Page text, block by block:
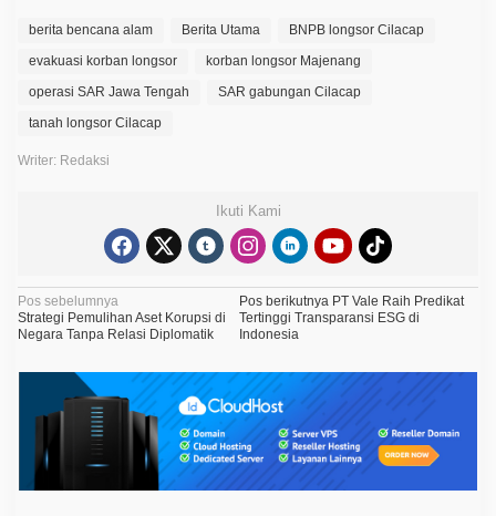
berita bencana alam Berita Utama
BNPB longsor Cilacap
evakuasi korban longsor
korban longsor Majenang
operasi SAR Jawa Tengah
SAR gabungan Cilacap
tanah longsor Cilacap
Writer: Redaksi
Ikuti Kami
N
a
v
Pos sebelumnya
Strategi Pemulihan Aset Korupsi di
Negara Tanpa Relasi Diplomatik
Pos berikutnyaPT Vale Raih Predikat
Tertinggi Transparansi ESG di
Indonesia